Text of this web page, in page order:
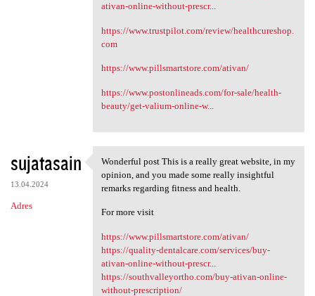
ativan-online-without-prescr...
https://www.trustpilot.com/review/healthcureshop.
com
https://www.pillsmartstore.com/ativan/
https://www.postonlineads.com/for-sale/health-
beauty/get-valium-online-w...
sujatasain
13.04.2024
Adres
Wonderful post This is a
Wonderful post This is a really great website, in my
opinion, and you made some really insightful
remarks regarding fitness and health.
For more visit
https://www.pillsmartstore.com/ativan/
https://quality-dentalcare.com/services/buy-
ativan-online-without-prescr...
https://southvalleyortho.com/buy-ativan-online-
without-prescription/